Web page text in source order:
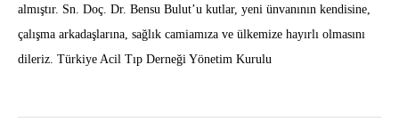
almıştır. Sn. Doç. Dr. Bensu Bulut’u kutlar, yeni ünvanının kendisine,
çalışma arkadaşlarına, sağlık camiamıza ve ülkemize hayırlı olmasını
dileriz. Türkiye Acil Tıp Derneği Yönetim Kurulu